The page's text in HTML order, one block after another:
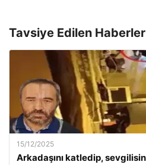
Tavsiye Edilen Haberler
15/12/2025
Arkadaşını katledip,